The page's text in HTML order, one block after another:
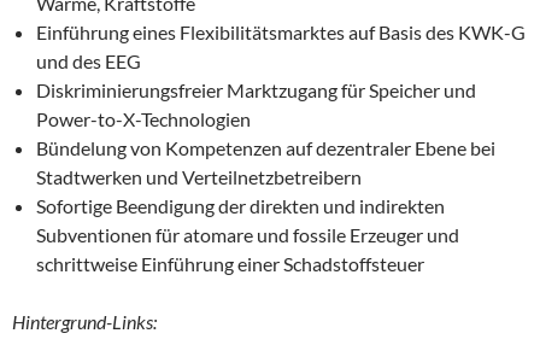
Einführung eines Flexibilitätsmarktes auf Basis des KWK-G
und des EEG
Diskriminierungsfreier Marktzugang für Speicher und
Power-to-X-Technologien
Bündelung von Kompetenzen auf dezentraler Ebene bei
Stadtwerken und Verteilnetzbetreibern
Sofortige Beendigung der direkten und indirekten
Subventionen für atomare und fossile Erzeuger und
schrittweise Einführung einer Schadstoffsteuer
Hintergrund-Links: